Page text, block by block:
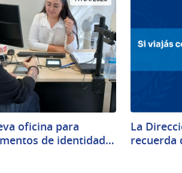
oficina para
de identidad…
La
recuerda